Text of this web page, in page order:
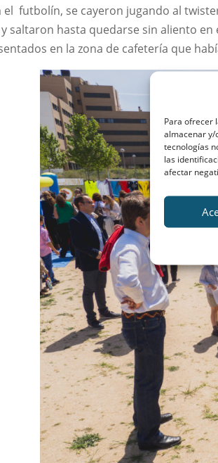
Para ofrecer
almacenar y/
tecnologías
las
afectar
el futbolín, se cayeron jugando al
saltaron hasta quedarse sin aliento
en la zona de cafetería que